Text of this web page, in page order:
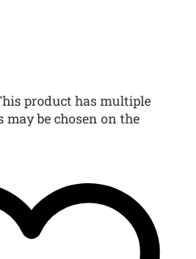
product has multiple
be chosen on the